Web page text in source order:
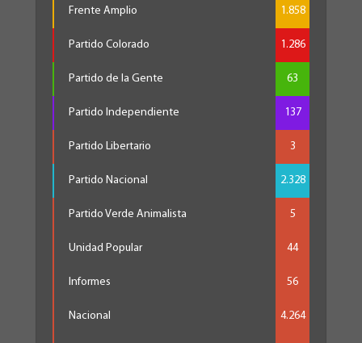
Frente Amplio 1.858
Partido Colorado 1.286
Partido de la Gente 63
Partido Independiente 137
Partido Libertario 3
Partido Nacional 2.328
Partido Verde Animalista 5
Unidad Popular 44
Informes 56
Nacional 4.264